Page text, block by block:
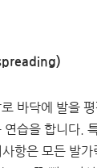
바닥에 발을
연습을 합니다.
항은 모든 발가